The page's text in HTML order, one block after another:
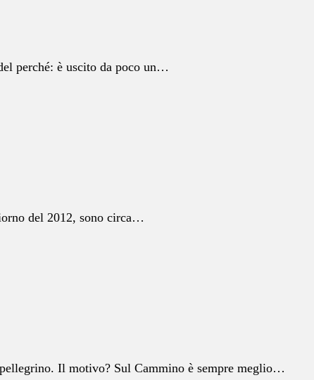
perché: è uscito da poco un…
del 2012, sono circa…
Il motivo? Sul Cammino è sempre meglio…